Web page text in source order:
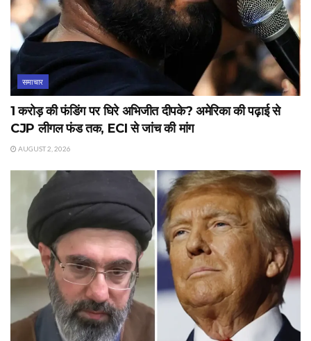
समाचार
1 करोड़ की फंडिंग पर घिरे अभिजीत दीपके? अमेरिका की पढ़ाई से
CJP लीगल फंड तक, ECI से जांच की मांग
AUGUST 2, 2026